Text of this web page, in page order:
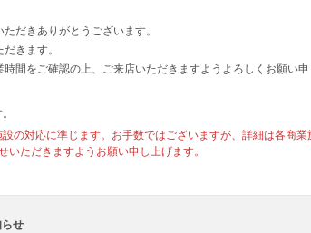
だきありがとうございます。
きます。
間をご確認の上、ご来店いただきますようよろしくお願い申
の対応に準じます。お手数ではございますが、詳細は各商業
ただきますようお願い申し上げます。
せ